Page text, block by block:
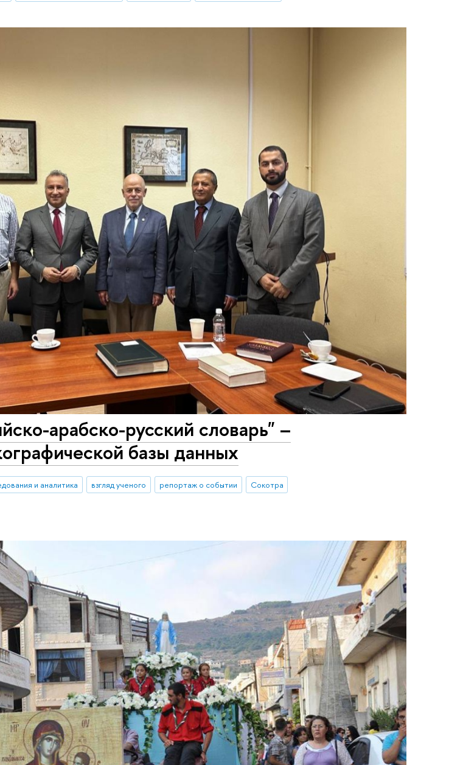
арабско-русский словарь" –
базы данных
и аналитика взгляд ученого репортаж о событии
Сокотра